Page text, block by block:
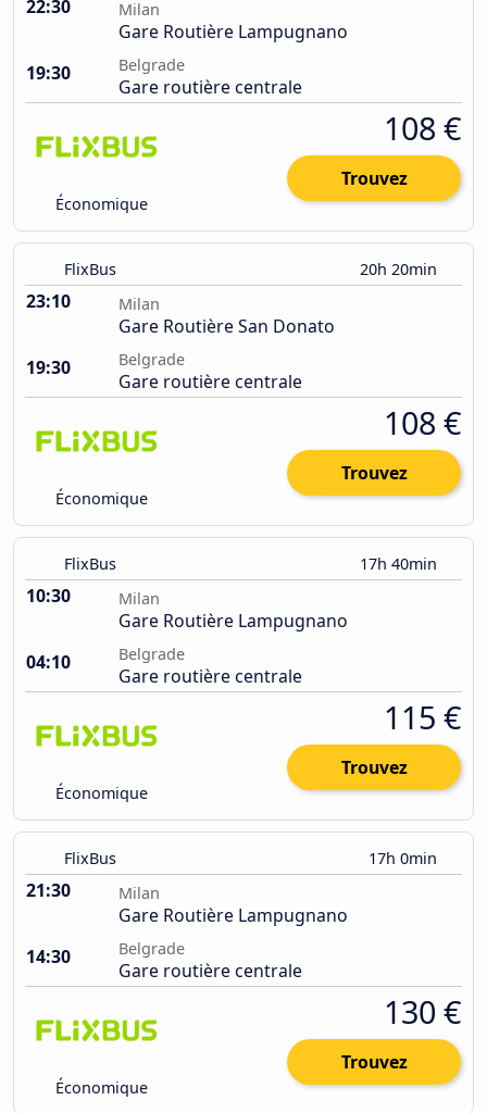
22:30 Milan
Gare Routière Lampugnano
19:30
Belgrade
Gare routière centrale
Économique
108 €
Trouvez
FlixBus 20h 20min
23:10 Milan
Gare Routière San Donato
19:30
Belgrade
Gare routière centrale
Économique
108 €
Trouvez
FlixBus 17h 40min
10:30 Milan
Gare Routière Lampugnano
04:10
Belgrade
Gare routière centrale
Économique
115 €
Trouvez
FlixBus 17h 0min
21:30 Milan
Gare Routière Lampugnano
14:30
Belgrade
Gare routière centrale
Économique
130 €
Trouvez